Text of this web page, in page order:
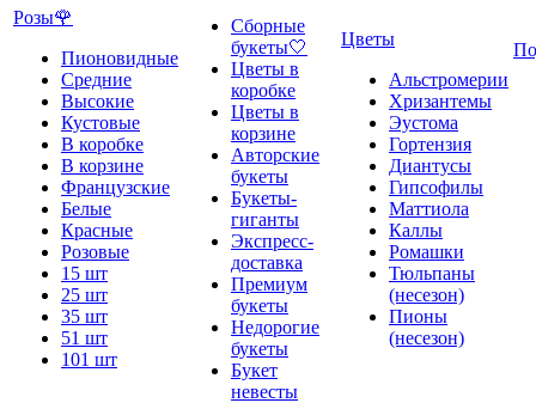
Розы🌹
Пионовидные
Средние
Высокие
Кустовые
В коробке
В корзине
Французские
Белые
Красные
Розовые
15 шт
25 шт
35 шт
51 шт
101 шт
Сборные
букеты🤍
Цветы в
коробке
Цветы в
корзине
Авторские
букеты
Букеты-
гиганты
Экспресс-
доставка
Премиум
букеты
Недорогие
букеты
Букет
невесты
Цветы
Альстромерии
Хризантемы
Эустома
Гортензия
Диантусы
Гипсофилы
Маттиола
Каллы
Ромашки
Тюльпаны
(несезон)
Пионы
(несезон)